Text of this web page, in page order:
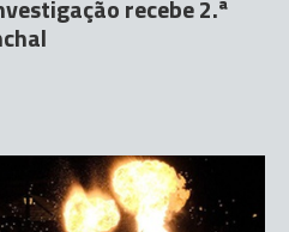
recebe 2.ª